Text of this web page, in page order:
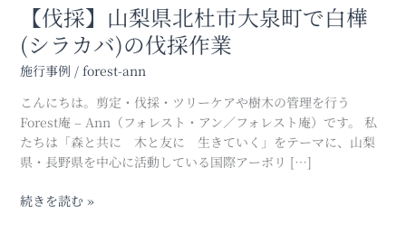
【伐採】山梨県北杜市大泉町で白樺
(シラカバ)の伐採作業
施行事例 / forest-ann
こんにちは。剪定・伐採・ツリーケアや樹木の管理を行う
Forest庵 – Ann（フォレスト・アン／フォレスト庵）です。 私
たちは「森と共に 木と友に 生きていく」をテーマに、山梨
県・長野県を中心に活動している国際アーボリ […]
樺
(シ
カ
バ)
の
伐
作
続きを読む »